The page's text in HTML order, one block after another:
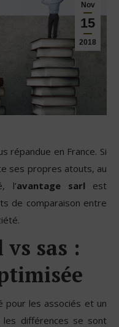
Nov
15
2018
répandue en France. Si
ses propres atouts, au
l’avantage sarl est
de comparaison entre
sas :
pour les associés et un
les différences se sont